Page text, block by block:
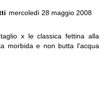
mercoledì 28 maggio 2008
x le classica fettina alla
morbida e non butta l'acqua